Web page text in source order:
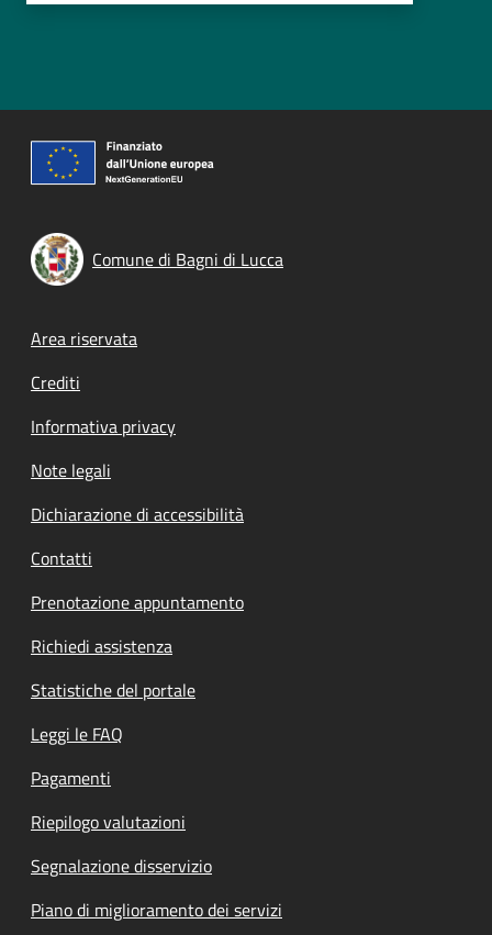
Comune di Bagni di Lucca
Footer menu
Area riservata
Crediti
Informativa privacy
Note legali
Dichiarazione di accessibilità
Contatti
Prenotazione appuntamento
Richiedi assistenza
Statistiche del portale
Leggi le FAQ
Pagamenti
Riepilogo valutazioni
Segnalazione disservizio
Piano di miglioramento dei servizi